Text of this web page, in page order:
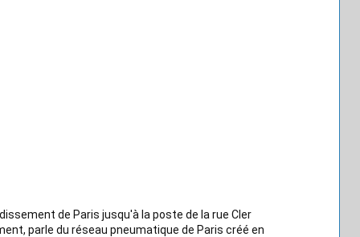
de Paris jusqu'à la poste de la rue Cler
parle du réseau pneumatique de Paris créé en